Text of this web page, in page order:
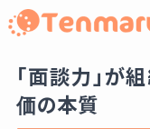
「面談力」が
価の本質